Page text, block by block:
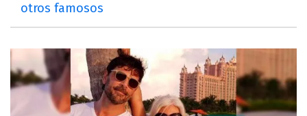
otros famosos